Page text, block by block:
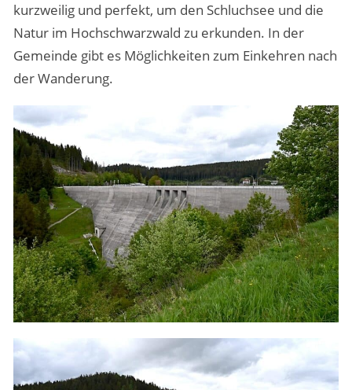
kurzweilig und perfekt, um den Schluchsee und die
Natur im Hochschwarzwald zu erkunden. In der
Gemeinde gibt es Möglichkeiten zum Einkehren nach
der Wanderung.